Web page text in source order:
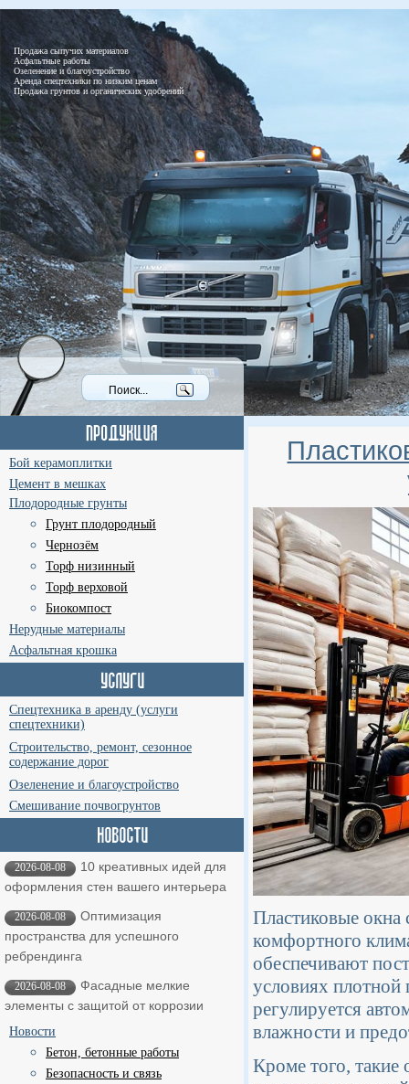
Продажа сыпучих материалов
Асфальтные работы
Озеленение и благоустройство
Аренда спецтехники по низким ценам
Продажа грунтов и органических удобрений
Бой керамоплитки
Цемент в мешках
Плодородные грунты
Грунт плодородный
Чернозём
Торф низинный
Торф верховой
Биокомпост
Нерудные материалы
Асфальтная крошка
Спецтехника в аренду (услуги
спецтехники)
Строительство, ремонт, сезонное
содержание дорог
Озеленение и благоустройство
Смешивание почвогрунтов
2026-08-08
10 креативных идей для
оформления стен вашего интерьера
2026-08-08
Оптимизация
пространства для успешного
ребрендинга
2026-08-08
Фасадные мелкие
элементы с защитой от коррозии
Новости
Бетон, бетонные работы
Безопасность и связь
Пластиковые окна
комфортного
обеспечивают
условиях плотной
регулируется
влажности и
Кроме того,